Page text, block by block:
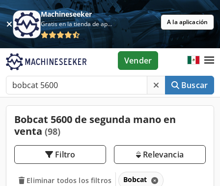
Machineseeker
Gratis en la tienda de aplicaciones A la aplicación
Buscar
Vender
Bobcat 5600 de segunda mano en
venta (98)
Filtro Relevancia
Eliminar todos los filtros Bobcat